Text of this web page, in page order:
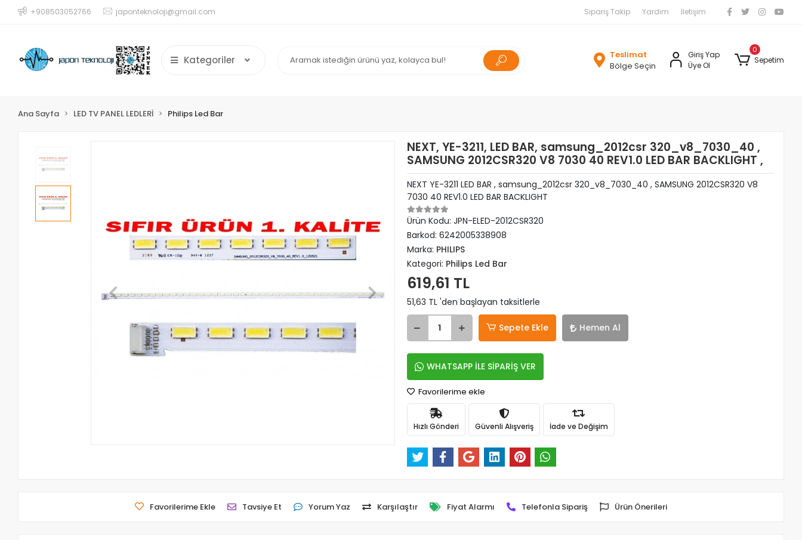
+908503052766 japonteknoloji@gmail.com Sipariş Takip Yardım İletişim
Kategoriler
Teslimat
Bölge Seçin
Giriş Yap
Üye Ol
0
Sepetim
Ana Sayfa LED TV PANEL LEDLERİ Philips Led Bar
NEXT, YE-3211, LED BAR, samsung_2012csr 320_v8_7030_40 ,
SAMSUNG 2012CSR320 V8 7030 40 REV1.0 LED BAR BACKLIGHT ,
NEXT YE-3211 LED BAR , samsung_2012csr 320_v8_7030_40 , SAMSUNG 2012CSR320 V8
7030 40 REV1.0 LED BAR BACKLIGHT
Ürün Kodu: JPN-ELED-2012CSR320
Barkod: 6242005338908
Marka: PHILIPS
Kategori: Philips Led Bar
619,61 TL
51,63 TL 'den başlayan taksitlerle
Sepete Ekle Hemen Al
WHATSAPP İLE SİPARİŞ VER
Favorilerime ekle
Hızlı Gönderi Güvenli Alışveriş İade ve Değişim
Favorilerime Ekle Tavsiye Et Yorum Yaz Karşılaştır Fiyat Alarmı Telefonla Sipariş Ürün Önerileri